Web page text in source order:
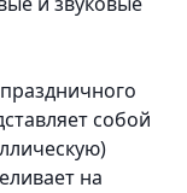
собой
на